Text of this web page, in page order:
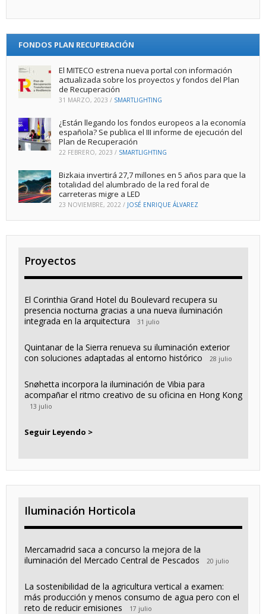
FONDOS PLAN RECUPERACIÓN
El MITECO estrena nueva portal con información
actualizada sobre los proyectos y fondos del Plan
de Recuperación
31 MARZO, 2023 / SMARTLIGHTING
¿Están llegando los fondos europeos a la economía
española? Se publica el III informe de ejecución del
Plan de Recuperación
22 FEBRERO, 2023 / SMARTLIGHTING
Bizkaia invertirá 27,7 millones en 5 años para que la
totalidad del alumbrado de la red foral de
carreteras migre a LED
23 NOVIEMBRE, 2022 / JOSÉ ENRIQUE ÁLVAREZ
Proyectos
El Corinthia Grand Hotel du Boulevard recupera su
presencia nocturna gracias a una nueva iluminación
integrada en la arquitectura
31 julio
Quintanar de la Sierra renueva su iluminación exterior
con soluciones adaptadas al entorno histórico
28 julio
Snøhetta incorpora la iluminación de Vibia para
acompañar el ritmo creativo de su oficina en Hong Kong
13 julio
Seguir Leyendo >
Iluminación Horticola
Mercamadrid saca a concurso la mejora de la
iluminación del Mercado Central de Pescados
20 julio
La sostenibilidad de la agricultura vertical a examen:
más producción y menos consumo de agua pero con el
reto de reducir emisiones
17 julio